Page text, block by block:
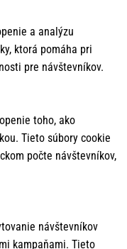
a analýzu
ktorá pomáha pri
pre návštevníkov.
toho, ako
Tieto súbory cookie
počte návštevníkov,
návštevníkov
kampaňami. Tieto